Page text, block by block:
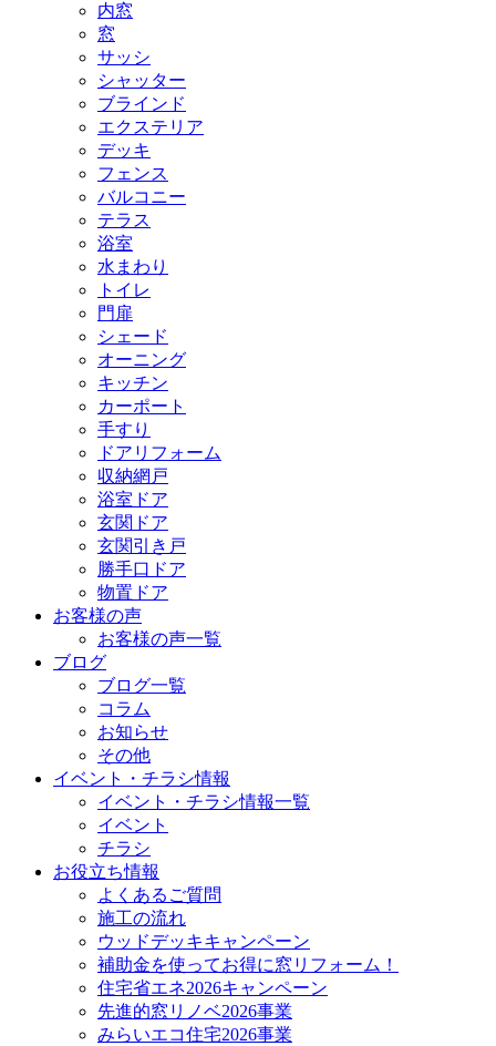
内窓
窓
サッシ
シャッター
ブラインド
エクステリア
デッキ
フェンス
バルコニー
テラス
浴室
水まわり
トイレ
門扉
シェード
オーニング
キッチン
カーポート
手すり
ドアリフォーム
収納網戸
浴室ドア
玄関ドア
玄関引き戸
勝手口ドア
物置ドア
お客様の声
お客様の声一覧
ブログ
ブログ一覧
コラム
お知らせ
その他
イベント・チラシ情報
イベント・チラシ情報一覧
イベント
チラシ
お役立ち情報
よくあるご質問
施工の流れ
ウッドデッキキャンペーン
補助金を使ってお得に窓リフォーム！
住宅省エネ2026キャンペーン
先進的窓リノベ2026事業
みらいエコ住宅2026事業